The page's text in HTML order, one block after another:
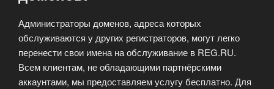
Администраторы доменов, адреса которых
обслуживаются у других регистраторов, могут легко
перенести свои имена на обслуживание в REG.RU.
Всем клиентам, не обладающими партнёрскими
аккаунтами, мы предоставляем услугу бесплатно. Для